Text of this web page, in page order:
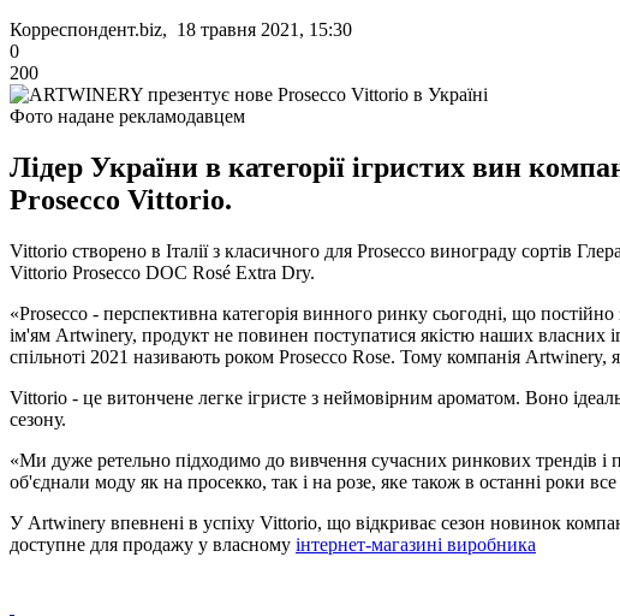
Корреспондент.biz, 18 травня 2021, 15:30
0
200
Фото надане рекламодавцем
Лідер України в категорії ігристих вин
Prosecco Vittorio.
Vittorio створено в Італії з класичного для Prosecco винограду сортів
Vittorio Prosecco DOC Rosé Extra Dry.
«Prosecco - перспективна категорія винного ринку сьогодні, що
ім'ям Artwinery, продукт не повинен поступатися якістю наших власних
спільноті 2021 називають роком Prosecco Rose. Тому компанія
Vittorio - це витончене легке ігристе з неймовірним ароматом. Воно
сезону.
«Ми дуже ретельно підходимо до вивчення сучасних ринкових трендів
об'єднали моду як на просекко, так і на розе, яке також в останні роки
У Artwinery впевнені в успіху Vittorio, що відкриває сезон новинок
доступне для продажу у власному інтернет-магазині виробника